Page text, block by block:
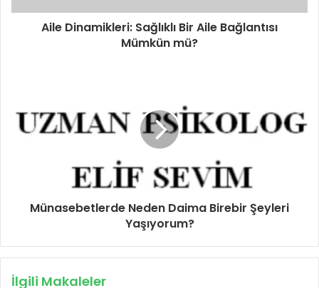
Aile Dinamikleri: Sağlıklı Bir Aile Bağlantısı
Mümkün mü?
Münasebetlerde Neden Daima Birebir Şeyleri
Yaşıyorum?
İlgili Makaleler